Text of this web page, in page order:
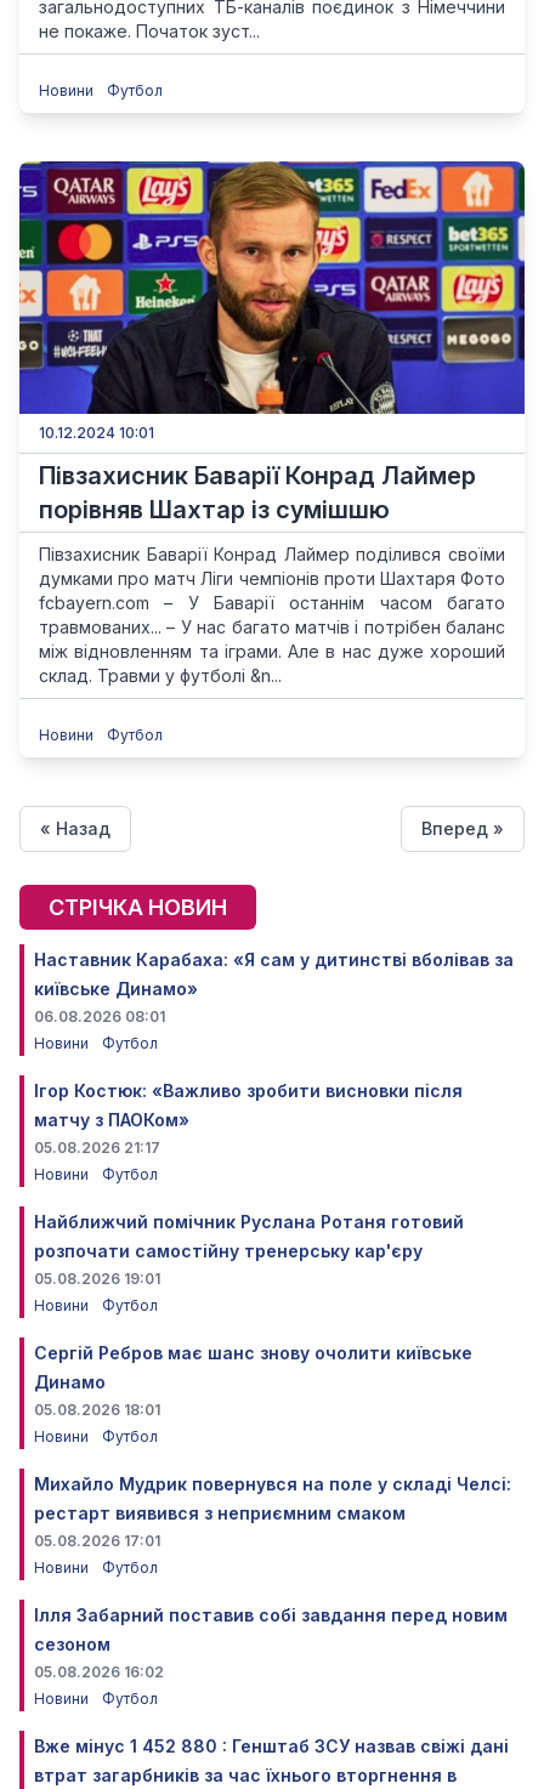
загальнодоступних ТБ-каналів поєдинок з Німеччини
не покаже. Початок зуст...
Новини Футбол
10.12.2024 10:01
Півзахисник Баварії Конрад Лаймер
порівняв Шахтар із сумішшю
Півзахисник Баварії Конрад Лаймер поділився своїми
думками про матч Ліги чемпіонів проти Шахтаря Фото
fcbayern.com – У Баварії останнім часом багато
травмованих... – У нас багато матчів і потрібен баланс
між відновленням та іграми. Але в нас дуже хороший
склад. Травми у футболі &n...
Новини Футбол
« Назад Вперед »
СТРІЧКА НОВИН
Наставник Карабаха: «Я сам у дитинстві вболівав за
київське Динамо»
06.08.2026 08:01
Новини
Футбол
Ігор Костюк: «Важливо зробити висновки після
матчу з ПАОКом»
05.08.2026 21:17
Новини
Футбол
Найближчий помічник Руслана Ротаня готовий
розпочати самостійну тренерську кар'єру
05.08.2026 19:01
Новини
Футбол
Сергій Ребров має шанс знову очолити київське
Динамо
05.08.2026 18:01
Новини
Футбол
Михайло Мудрик повернувся на поле у складі Челсі:
рестарт виявився з неприємним смаком
05.08.2026 17:01
Новини
Футбол
Ілля Забарний поставив собі завдання перед новим
сезоном
05.08.2026 16:02
Новини
Футбол
Вже мінус 1 452 880 : Генштаб ЗСУ назвав свіжі дані
втрат загарбників за час їхнього вторгнення в